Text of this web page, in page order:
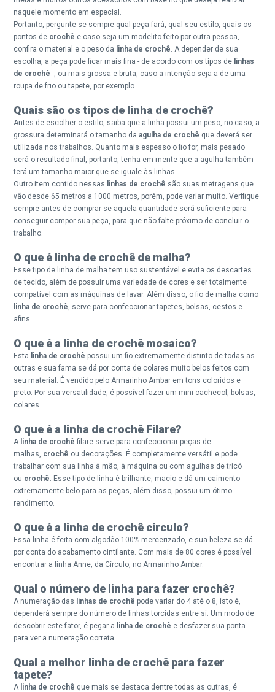
naquele momento em especial.
Portanto, pergunte-se sempre qual peça fará, qual seu estilo, quais os
pontos de crochê e caso seja um modelito feito por outra pessoa,
confira o material e o peso da linha de crochê. A depender de sua
escolha, a peça pode ficar mais fina - de acordo com os tipos de linhas
de crochê -, ou mais grossa e bruta, caso a intenção seja a de uma
roupa de frio ou tapete, por exemplo.
Quais são os tipos de linha de crochê?
Antes de escolher o estilo, saiba que a linha possui um peso, no caso, a
grossura determinará o tamanho daagulha de crochê que deverá ser
utilizada nos trabalhos. Quanto mais espesso o fio for, mais pesado
será o resultado final, portanto, tenha em mente que a agulha também
terá um tamanho maior que se iguale às linhas.
Outro item contido nessas linhas de crochê são suas metragens que
vão desde 65 metros a 1000 metros, porém, pode variar muito. Verifique
sempre antes de comprar se aquela quantidade será suficiente para
conseguir compor sua peça, para que não falte próximo de concluir o
trabalho.
O que é linha de crochê de malha?
Esse tipo de linha de malha tem uso sustentável e evita os descartes
de tecido, além de possuir uma variedade de cores e ser totalmente
compatível com as máquinas de lavar. Além disso, o fio de malha como
linha de crochê, serve para confeccionar tapetes, bolsas, cestos e
afins.
O que é a linha de crochê mosaico?
Esta linha de crochê possui um fio extremamente distinto de todas as
outras e sua fama se dá por conta de colares muito belos feitos com
seu material. É vendido pelo Armarinho Ambar em tons coloridos e
preto. Por sua versatilidade, é possível fazer um mini cachecol, bolsas,
colares.
O que é a linha de crochê Filare?
A linha de crochê filare serve para confeccionar peças de
malhas, crochê ou decorações. É completamente versátil e pode
trabalhar com sua linha à mão, à máquina ou com agulhas de tricô
ou crochê. Esse tipo de linha é brilhante, macio e dá um caimento
extremamente belo para as peças, além disso, possui um ótimo
rendimento.
O que é a linha de crochê círculo?
Essa linha é feita com algodão 100% mercerizado, e sua beleza se dá
por conta do acabamento cintilante. Com mais de 80 cores é possível
encontrar a linha Anne, da Círculo, no Armarinho Ambar.
Qual o número de linha para fazer crochê?
A numeração das linhas de crochê pode variar do 4 até o 8, isto é,
dependerá sempre do número de linhas torcidas entre si. Um modo de
descobrir este fator, é pegar a linha de crochê e desfazer sua ponta
para ver a numeração correta.
Qual a melhor linha de crochê para fazer
tapete?
A linha de crochê que mais se destaca dentre todas as outras, é